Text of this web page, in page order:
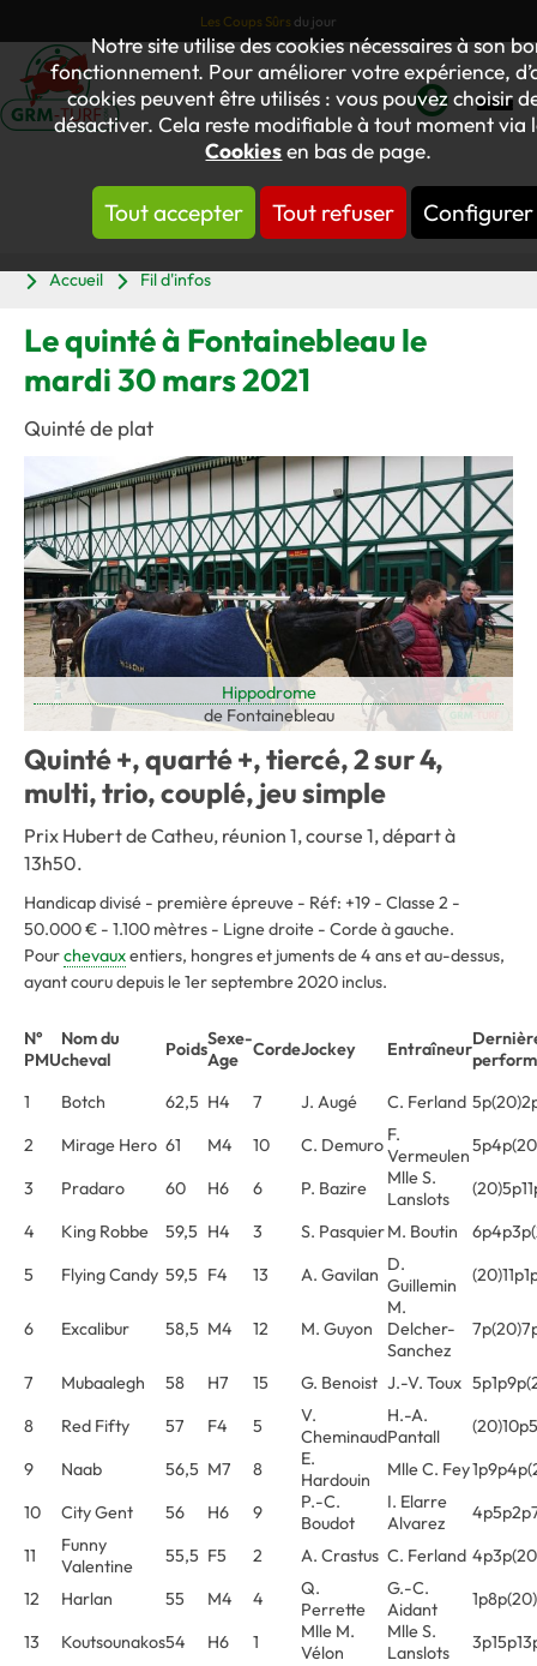
Notre site utilise des cookies nécessaires à son
fonctionnement. Pour améliorer votre expérience,
cookies peuvent être utilisés : vous pouvez choisir
désactiver. Cela reste modifiable à tout moment via
Cookiesen bas de page.
Tout accepter Tout refuser Configurer
Les Coups Sûrs du jour
Mon
compte
Accueil
Fil d'infos
Le quinté à Fontainebleau le
mardi 30 mars 2021
Quinté de plat
Hippodrome
de Fontainebleau
Quinté +, quarté +, tiercé, 2 sur 4,
multi, trio, couplé, jeu simple
Prix Hubert de Catheu, réunion 1, course 1, départ à
13h50.
Handicap divisé - première épreuve - Réf: +19 - Classe 2 -
50.000 € - 1.100 mètres - Ligne droite - Corde à gauche.
Pourchevauxentiers, hongres et juments de 4 ans et au-dessus,
ayant couru depuis le 1er septembre 2020 inclus.
N°
PMU
Nom du
cheval
PoidsSexe-
Age
CordeJockey Entraîneur
1
Botch 62,5 H4 7 J. Augé C. Ferland
2
Mirage Hero 61 M4 10 C. Demuro F.
Vermeulen
3
Pradaro 60 H6 6 P. Bazire
Mlle S.
Lanslots
4
King Robbe 59,5 H4 3 S. PasquierM. Boutin
5
Flying Candy 59,5 F4 13 A. Gavilan D.
Guillemin
6 Excalibur 58,5 M4 12 M. Guyon
M.
Delcher-
Sanchez
7 Mubaalegh 58 H7 15 G. Benoist J.-V. Toux
8
Red Fifty 57 F4 5
V.
Cheminaud
H.-A.
Pantall
9
Naab 56,5 M7 8
E.
Hardouin
Mlle C. Fey
10
City Gent 56 H6 9
P.-C.
Boudot
I. Elarre
Alvarez
11
Funny
Valentine
55,5 F5 2 A. Crastus C. Ferland
12
Harlan 55 M4 4
Q.
Perrette
G.-C.
Aidant
13
Koutsounakos54 H6 1
Mlle M.
Vélon
Mlle S.
Lanslots